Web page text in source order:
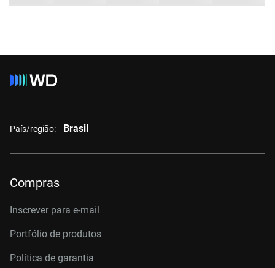
País/região: Brasil
Compras
Inscrever para e-mail
Portfólio de produtos
Política de garantia